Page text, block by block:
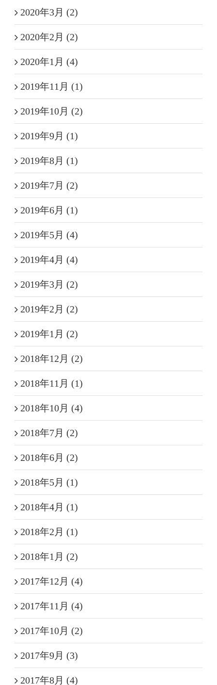
2020年3月 (2)
2020年2月 (2)
2020年1月 (4)
2019年11月 (1)
2019年10月 (2)
2019年9月 (1)
2019年8月 (1)
2019年7月 (2)
2019年6月 (1)
2019年5月 (4)
2019年4月 (4)
2019年3月 (2)
2019年2月 (2)
2019年1月 (2)
2018年12月 (2)
2018年11月 (1)
2018年10月 (4)
2018年7月 (2)
2018年6月 (2)
2018年5月 (1)
2018年4月 (1)
2018年2月 (1)
2018年1月 (2)
2017年12月 (4)
2017年11月 (4)
2017年10月 (2)
2017年9月 (3)
2017年8月 (4)